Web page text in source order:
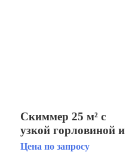
Скиммер 25 м² с
узкой горловиной и
выдвижной
Цена по запросу